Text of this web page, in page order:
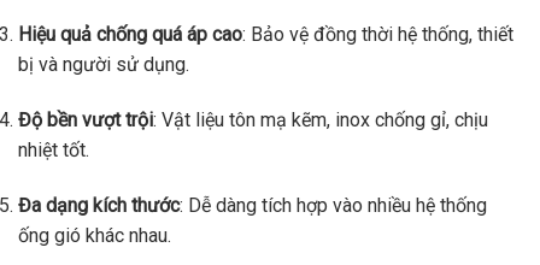
Hiệu quả chống quá áp cao: Bảo vệ đồng thời hệ thống, thiết
bị và người sử dụng.
Độ bền vượt trội: Vật liệu tôn mạ kẽm, inox chống gỉ, chịu
nhiệt tốt.
Đa dạng kích thước: Dễ dàng tích hợp vào nhiều hệ thống
ống gió khác nhau.